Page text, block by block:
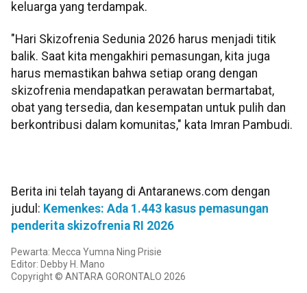
keluarga yang terdampak.
"Hari Skizofrenia Sedunia 2026 harus menjadi titik
balik. Saat kita mengakhiri pemasungan, kita juga
harus memastikan bahwa setiap orang dengan
skizofrenia mendapatkan perawatan bermartabat,
obat yang tersedia, dan kesempatan untuk pulih dan
berkontribusi dalam komunitas," kata Imran Pambudi.
Berita ini telah tayang di Antaranews.com dengan
judul: Kemenkes: Ada 1.443 kasus pemasungan
penderita skizofrenia RI 2026
Pewarta: Mecca Yumna Ning Prisie
Editor: Debby H. Mano
Copyright © ANTARA GORONTALO 2026